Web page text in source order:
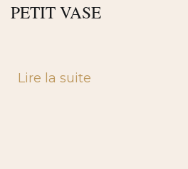
PETIT VASE
Lire la suite